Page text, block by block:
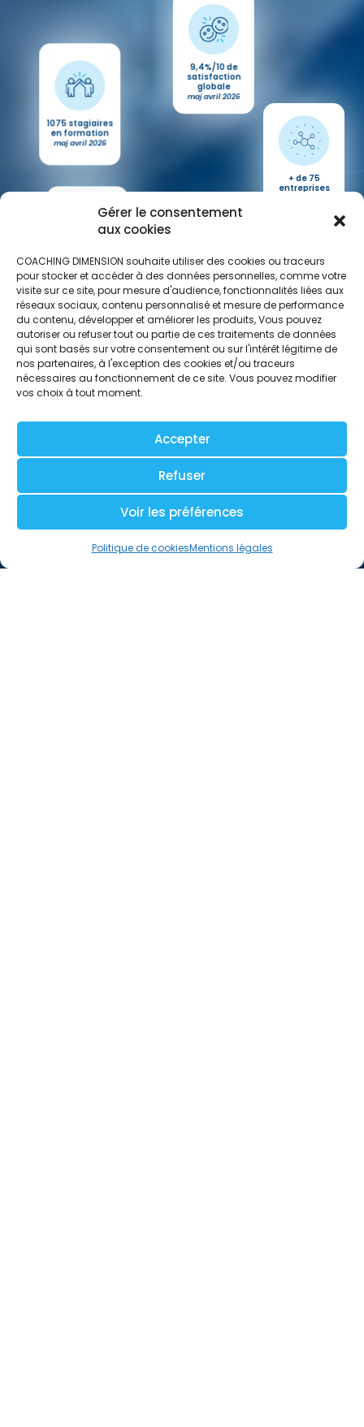
Gérer le consentement
aux cookies
COACHING DIMENSION souhaite utiliser des cookies ou traceurs
pour stocker et accéder à des données personnelles, comme votre
visite sur ce site, pour mesure d'audience, fonctionnalités liées aux
réseaux sociaux, contenu personnalisé et mesure de performance
du contenu, développer et améliorer les produits, Vous pouvez
autoriser ou refuser tout ou partie de ces traitements de données
qui sont basés sur votre consentement ou sur l'intérêt légitime de
nos partenaires, à l'exception des cookies et/ou traceurs
nécessaires au fonctionnement de ce site. Vous pouvez modifier
vos choix à tout moment.
Accepter
Refuser
Voir les préférences
Politique de cookiesMentions légales
1075 stagiaires
9,4%/10 de
satisfaction
globale
maj avril 2026
entreprises
différentes
maj avril 2026
7 secteurs
d'activités